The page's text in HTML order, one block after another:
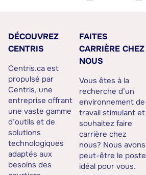
DÉCOUVREZ
CENTRIS
Centris.ca est
propulsé par
Centris, une
entreprise offrant
une vaste gamme
d’outils et de
solutions
technologiques
adaptés aux
besoins des
FAITES
CARRIÈRE CHEZ
NOUS
Vous êtes à la
recherche d’un
environnement de
travail stimulant et
souhaitez faire
carrière chez
nous? Nous avons
peut-être le poste
idéal pour vous.